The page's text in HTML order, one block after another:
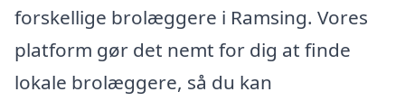
forskellige brolæggere i Ramsing. Vores
platform gør det nemt for dig at finde
lokale brolæggere, så du kan